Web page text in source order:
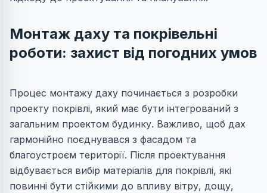
Монтаж даху та покрівельні
роботи: захист від погодних умов
Процес монтажу даху починається з розробки
проекту покрівлі, який має бути інтегрований з
загальним проектом будинку. Важливо, щоб дах
гармонійно поєднувався з фасадом та
благоустроєм території. Після проектування
відбувається вибір матеріалів для покрівлі, які
повинні бути стійкими до впливу вітру, дощу,